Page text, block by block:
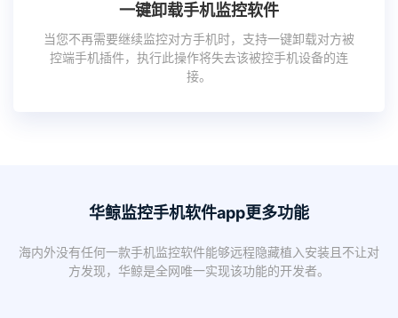
一键卸载手机监控软件
当您不再需要继续监控对方手机时，支持一键卸载对方被
控端手机插件，执行此操作将失去该被控手机设备的连
接。
华鲸监控手机软件app更多功能
海内外没有任何一款手机监控软件能够远程隐藏植入安装且不让对
方发现，华鲸是全网唯一实现该功能的开发者。